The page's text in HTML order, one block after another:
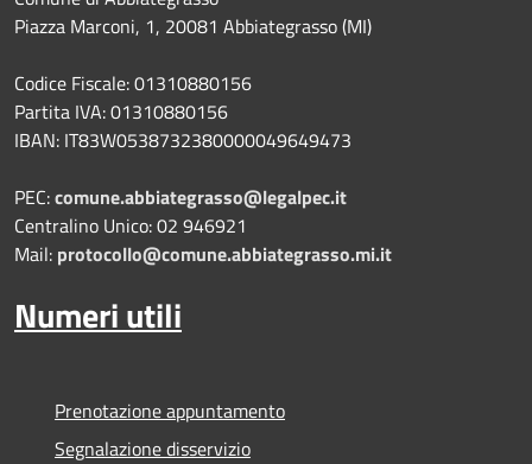
Piazza Marconi, 1, 20081 Abbiategrasso (MI)
Codice Fiscale: 01310880156
Partita IVA: 01310880156
IBAN: IT83W0538732380000049649473
PEC:comune.abbiategrasso@legalpec.it
Centralino Unico: 02 946921
Mail: protocollo@comune.abbiategrasso.mi.it
Numeri utili
Prenotazione appuntamento
Segnalazione disservizio